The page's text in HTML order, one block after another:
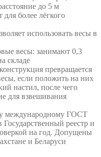
до 5 м
более лёгкого
использовать весы в
весы: занимают 0,3
складе
превращается
если положить на них
настил, после чего
для взвешивания
международному ГОСТ
реестр и
на год. Допущены
и Беларуси